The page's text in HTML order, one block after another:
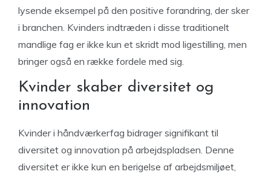
lysende eksempel på den positive forandring, der sker
i branchen. Kvinders indtræden i disse traditionelt
mandlige fag er ikke kun et skridt mod ligestilling, men
bringer også en række fordele med sig.
Kvinder skaber diversitet og
innovation
Kvinder i håndværkerfag bidrager signifikant til
diversitet og innovation på arbejdspladsen. Denne
diversitet er ikke kun en berigelse af arbejdsmiljøet,